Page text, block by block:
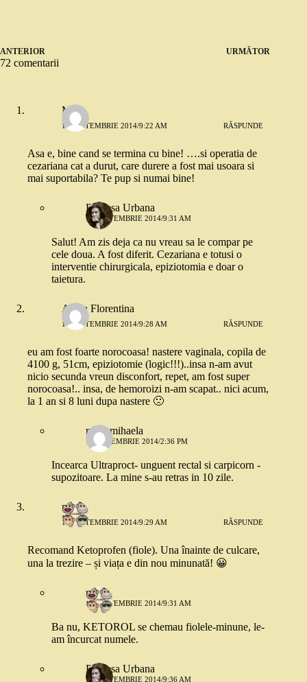
ANTERIOR URMĂTOR
72 comentarii
Mili
10 SEPTEMBRIE 2014/9:22 AM RĂSPUNDE
Asa e, bine cand se termina cu bine! ….si operatia de
cezariana cat a durut, care durere a fost mai usoara si
mai suportabila? Te pup si numai bine!
Printesa Urbana
10 SEPTEMBRIE 2014/9:31 AM
Salut! Am zis deja ca nu vreau sa le compar pe
cele doua. A fost diferit. Cezariana e totusi o
interventie chirurgicala, epiziotomia e doar o
taietura.
Amza Florentina
10 SEPTEMBRIE 2014/9:28 AM RĂSPUNDE
eu am fost foarte norocoasa! nastere vaginala, copila de
4100 g, 51cm, epiziotomie (logic!!!)..insa n-am avut
nicio secunda vreun disconfort, repet, am fost super
norocoasa!.. insa, de hemoroizi n-am scapat.. nici acum,
la 1 an si 8 luni dupa nastere 🙁
miha mihaela
12 DECEMBRIE 2014/2:36 PM
Incearca Ultraproct- unguent rectal si carpicorn -
supozitoare. La mine s-au retras in 10 zile.
mara
10 SEPTEMBRIE 2014/9:29 AM RĂSPUNDE
Recomand Ketoprofen (fiole). Una înainte de culcare,
una la trezire – și viața e din nou minunată! 😀
mara
10 SEPTEMBRIE 2014/9:31 AM
Ba nu, KETOROL se chemau fiolele-minune, le-
am încurcat numele.
Printesa Urbana
10 SEPTEMBRIE 2014/9:36 AM